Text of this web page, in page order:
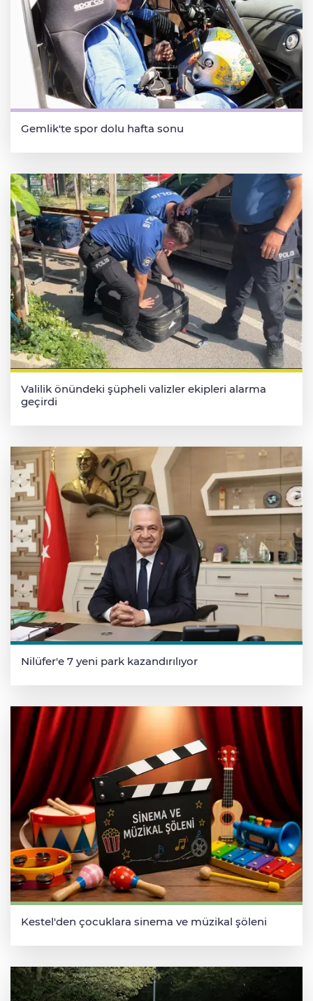
Gemlik'te spor dolu hafta sonu
Valilik önündeki şüpheli valizler ekipleri alarma
geçirdi
Nilüfer'e 7 yeni park kazandırılıyor
Kestel'den çocuklara sinema ve müzikal şöleni